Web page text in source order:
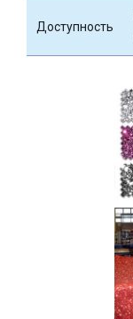
Доступность